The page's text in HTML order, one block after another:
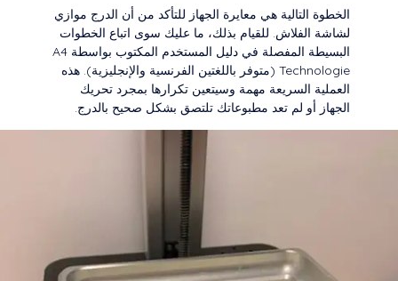
الخطوة التالية هي معايرة الجهاز للتأكد من أن الدرج موازي
لشاشة الفلاش. للقيام بذلك، ما عليك سوى اتباع الخطوات
البسيطة المفصلة في دليل المستخدم المكتوب بواسطة A4
Technologie (متوفر باللغتين الفرنسية والإنجليزية). هذه
العملية السريعة مهمة وسيتعين تكرارها بمجرد تحريك
الجهاز أو لم تعد مطبوعاتك تلتصق بشكل صحيح بالدرج.